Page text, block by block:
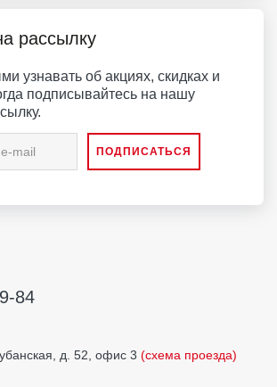
рассылку
узнавать об акциях, скидках и
подписывайтесь на нашу
84
д. 52, офис 3 (схема проезда)